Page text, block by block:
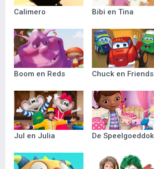
Calimero Bibi en Tina
Boom en Reds Chuck en Friends
Jul en Julia